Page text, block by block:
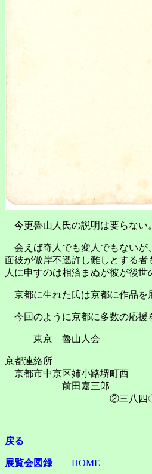
今更魯山人氏の説明は要らない
会えば奇人でも変人でもないが
面彼が傲岸不遜許し難しとする
人に申すのは相済まぬが彼が後
京都に生れた氏は京都に作品を
今回のように京都に多数の応援
東京 魯山人会
京都連絡所
京都市中京区姉小路堺町西
前田嘉三郎
②三八四
戻る
展覧会図録 HOME